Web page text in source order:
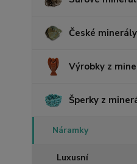
České minerály
Výrobky z
Šperky z
Náramky
Luxusní